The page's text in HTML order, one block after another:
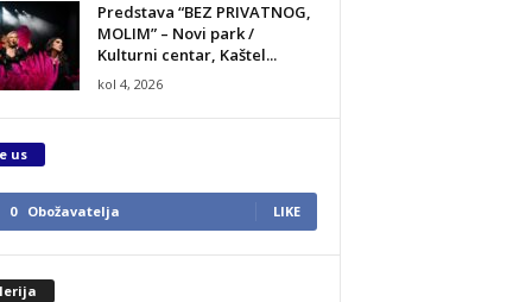
Predstava “BEZ PRIVATNOG,
MOLIM” – Novi park /
Kulturni centar, Kaštel...
kol 4, 2026
us
0 Obožavatelja LIKE